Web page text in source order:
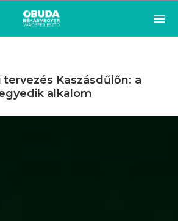
tervezés Kaszásdűlőn: a
alkalom